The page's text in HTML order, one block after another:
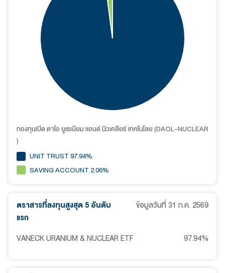
กองทุนเปิด ดาโอ ยูเรเนียม แอนด์ นิวเคลียร์ เทคโนโลย (DAOL-NUCLEAR
)
UNIT TRUST 97.94%
SAVING ACCOUNT 2.06%
ตราสารที่ลงทุนสูงสุด 5 อันดับ
แรก
ข้อมูลวันที่ 31 ก.ค. 2569
VANECK URANIUM & NUCLEAR ETF 97.94%